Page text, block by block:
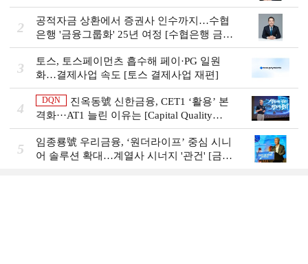
비즈니스 돋보기]
2
공적자금 상환에서 증권사 인수까지…수협
은행 '금융그룹화' 25년 여정 [수협은행 금융
그룹의 꿈①]
3
토스, 토스페이먼츠 흡수해 페이·PG 일원
화…결제사업 속도 [토스 결제사업 재편]
4
DQN
진옥동號 신한금융, CET1 ‘활용’ 본
격화···AT1 늘린 이유는 [Capital Quality
Review]
5
임종룡號 우리금융, ‘원더라이프’ 중심 시니
어 솔루션 확대…계열사 시너지 '관건' [금융